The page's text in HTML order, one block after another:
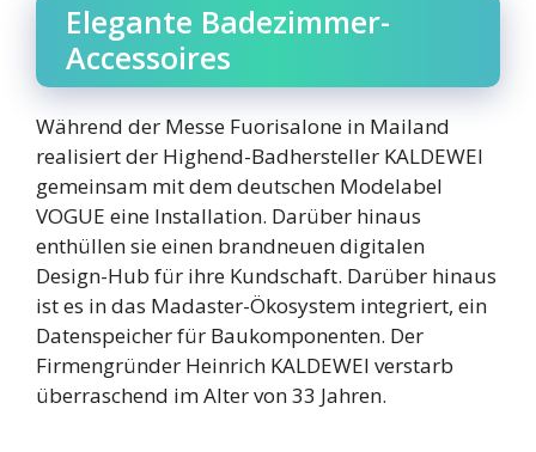
Elegante Badezimmer-
Accessoires
Während der Messe Fuorisalone in Mailand
realisiert der Highend-Badhersteller KALDEWEI
gemeinsam mit dem deutschen Modelabel
VOGUE eine Installation. Darüber hinaus
enthüllen sie einen brandneuen digitalen
Design-Hub für ihre Kundschaft. Darüber hinaus
ist es in das Madaster-Ökosystem integriert, ein
Datenspeicher für Baukomponenten. Der
Firmengründer Heinrich KALDEWEI verstarb
überraschend im Alter von 33 Jahren.